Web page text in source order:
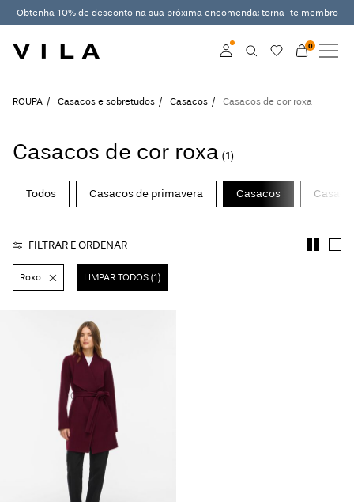
Obtenha 10% de desconto na sua próxima encomenda: torna-te membro
Aceder
VILA Club
0
NOVIDADES
ROUPA
ROUGE EDIT
Aceder
Portugal
português
ROUPA Casacos e sobretudos Casacos Casacos de cor roxa
Casacos de cor roxa (1)
Todos Casacos de primavera Casacos
FILTRAR E ORDENAR
Roxo LIMPAR TODOS (1)